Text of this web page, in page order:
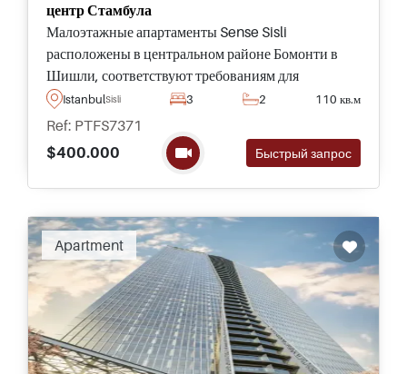
центр Стамбула
Малоэтажные апартаменты Sense Sisli
расположены в центральном районе Бомонти в
Шишли, соответствуют требованиям для
получения турецкого гражданства через
инвестиции - можно приобрести в размерах до
трех спален.
IstanbulSisli 3 2 110 кв.м
Ref: PTFS7371
$400.000
Быстрый запрос
Apartment